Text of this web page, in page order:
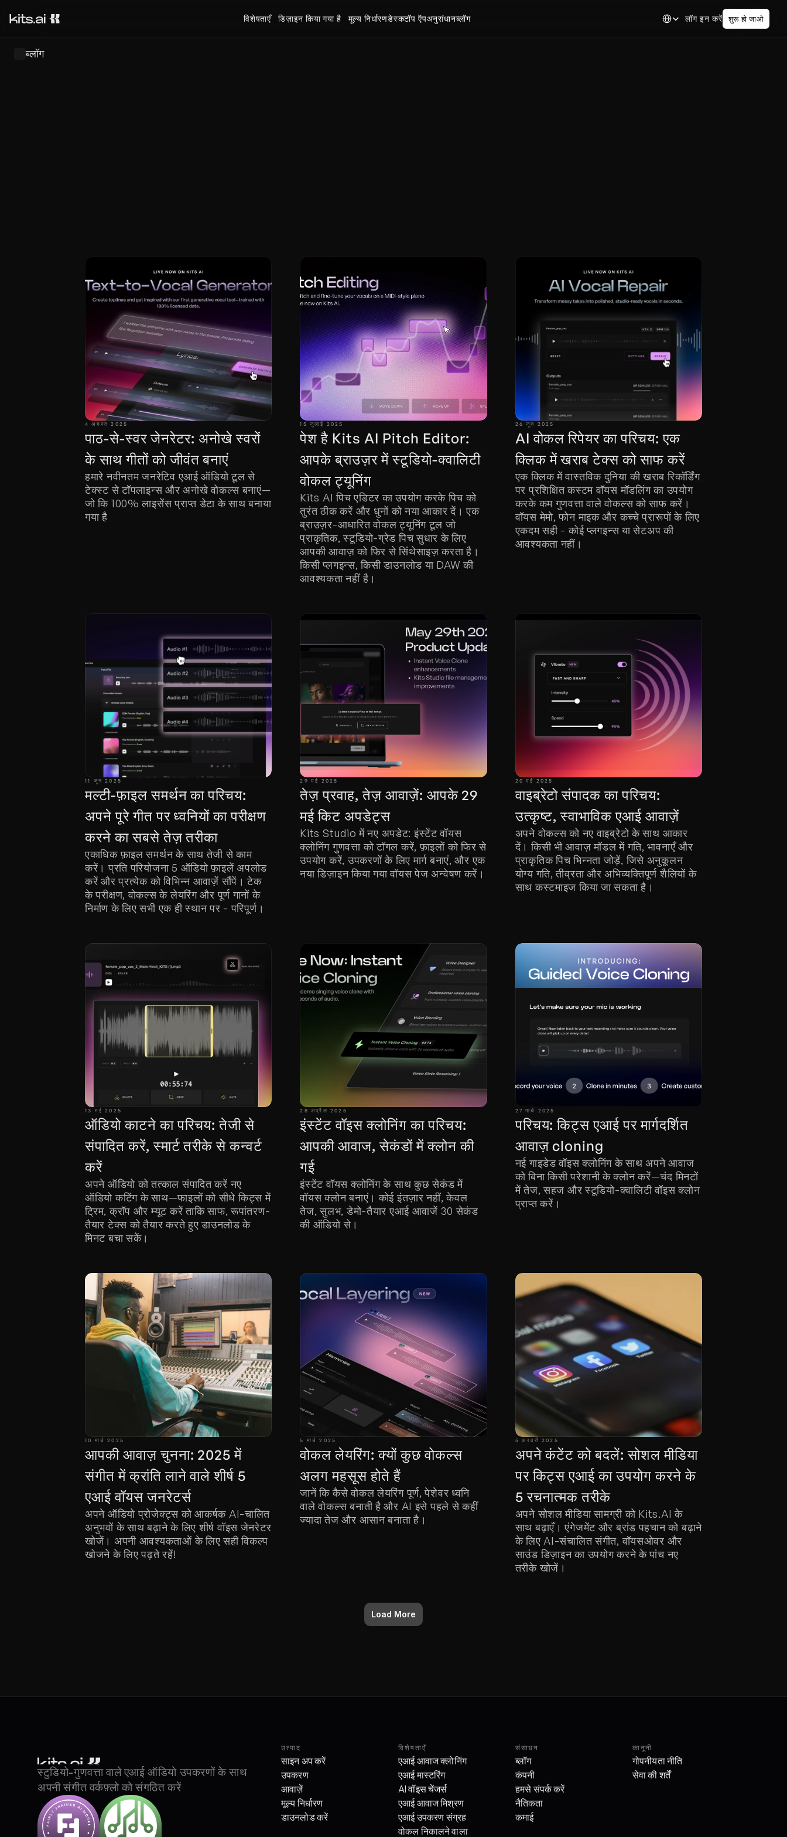
विशेषताएँ डिज़ाइन किया गया है मूल्य निर्धारणडेस्कटॉप ऍपअनुसंधानब्लॉग लॉग इन करें शुरू हो जाओ
ब्लॉग
4 अगस्त 2025
पाठ-से-स्वर जेनरेटर: अनोखे स्वरों
के साथ गीतों को जीवंत बनाएं
हमारे नवीनतम जनरेटिव एआई ऑडियो टूल से
टेक्स्ट से टॉपलाइन्स और अनोखे वोकल्स बनाएं—
जो कि 100% लाइसेंस प्राप्त डेटा के साथ बनाया
गया है
15 जुलाई 2025
पेश है Kits AI Pitch Editor:
आपके ब्राउज़र में स्टूडियो-क्वालिटी
वोकल ट्यूनिंग
Kits AI पिच एडिटर का उपयोग करके पिच को
तुरंत ठीक करें और धुनों को नया आकार दें। एक
ब्राउज़र-आधारित वोकल ट्यूनिंग टूल जो
प्राकृतिक, स्टूडियो-ग्रेड पिच सुधार के लिए
आपकी आवाज़ को फिर से सिंथेसाइज़ करता है।
किसी प्लगइन्स, किसी डाउनलोड या DAW की
आवश्यकता नहीं है।
26 जून 2025
AI वोकल रिपेयर का परिचय: एक
क्लिक में खराब टेक्स को साफ करें
एक क्लिक में वास्तविक दुनिया की खराब रिकॉर्डिंग
पर प्रशिक्षित कस्टम वॉयस मॉडलिंग का उपयोग
करके कम गुणवत्ता वाले वोकल्स को साफ करें।
वॉयस मेमो, फोन माइक और कच्चे प्रारूपों के लिए
एकदम सही - कोई प्लगइन्स या सेटअप की
आवश्यकता नहीं।
11 जून 2025
मल्टी-फ़ाइल समर्थन का परिचय:
अपने पूरे गीत पर ध्वनियों का परीक्षण
करने का सबसे तेज़ तरीका
एकाधिक फ़ाइल समर्थन के साथ तेजी से काम
करें। प्रति परियोजना 5 ऑडियो फ़ाइलें अपलोड
करें और प्रत्येक को विभिन्न आवाज़ें सौंपें। टेक
के परीक्षण, वोकल्स के लेयरिंग और पूर्ण गानों के
निर्माण के लिए सभी एक ही स्थान पर - परिपूर्ण।
29 मई 2025
तेज़ प्रवाह, तेज़ आवाज़ें: आपके 29
मई किट अपडेट्स
Kits Studio में नए अपडेट: इंस्टेंट वॉयस
क्लोनिंग गुणवत्ता को टॉगल करें, फ़ाइलों को फिर से
उपयोग करें, उपकरणों के लिए मार्ग बनाएं, और एक
नया डिज़ाइन किया गया वॉयस पेज अन्वेषण करें।
20 मई 2025
वाइब्रेटो संपादक का परिचय:
उत्कृष्ट, स्वाभाविक एआई आवाज़ें
अपने वोकल्स को नए वाइब्रेटो के साथ आकार
दें। किसी भी आवाज़ मॉडल में गति, भावनाएँ और
प्राकृतिक पिच भिन्नता जोड़ें, जिसे अनुकूलन
योग्य गति, तीव्रता और अभिव्यक्तिपूर्ण शैलियों के
साथ कस्टमाइज किया जा सकता है।
13 मई 2025
ऑडियो काटने का परिचय: तेजी से
संपादित करें, स्मार्ट तरीके से कन्वर्ट
करें
अपने ऑडियो को तत्काल संपादित करें नए
ऑडियो कटिंग के साथ—फाइलों को सीधे किट्स में
ट्रिम, क्रॉप और म्यूट करें ताकि साफ, रूपांतरण-
तैयार टेक्स को तैयार करते हुए डाउनलोड के
मिनट बचा सकें।
28 अप्रैल 2025
इंस्टेंट वॉइस क्लोनिंग का परिचय:
आपकी आवाज, सेकंडों में क्लोन की
गई
इंस्टेंट वॉयस क्लोनिंग के साथ कुछ सेकंड में
वॉयस क्लोन बनाएं। कोई इंतज़ार नहीं, केवल
तेज, सुलभ, डेमो-तैयार एआई आवाजें 30 सेकंड
की ऑडियो से।
27 मार्च 2025
परिचय: किट्स एआई पर मार्गदर्शित
आवाज़ cloning
नई गाइडेड वॉइस क्लोनिंग के साथ अपने आवाज
को बिना किसी परेशानी के क्लोन करें—चंद मिनटों
में तेज, सहज और स्टूडियो-क्वालिटी वॉइस क्लोन
प्राप्त करें।
10 मार्च 2025
आपकी आवाज़ चुनना: 2025 में
संगीत में क्रांति लाने वाले शीर्ष 5
एआई वॉयस जनरेटर्स
अपने ऑडियो प्रोजेक्ट्स को आकर्षक AI-चालित
अनुभवों के साथ बढ़ाने के लिए शीर्ष वॉइस जेनरेटर
खोजें। अपनी आवश्यकताओं के लिए सही विकल्प
खोजने के लिए पढ़ते रहें!
5 मार्च 2025
वोकल लेयरिंग: क्यों कुछ वोकल्स
अलग महसूस होते हैं
जानें कि कैसे वोकल लेयरिंग पूर्ण, पेशेवर ध्वनि
वाले वोकल्स बनाती है और AI इसे पहले से कहीं
ज्यादा तेज और आसान बनाता है।
5 फ़रवरी 2025
अपने कंटेंट को बदलें: सोशल मीडिया
पर किट्स एआई का उपयोग करने के
5 रचनात्मक तरीके
अपने सोशल मीडिया सामग्री को Kits.AI के
साथ बढ़ाएँ। एंगेजमेंट और ब्रांड पहचान को बढ़ाने
के लिए AI-संचालित संगीत, वॉयसओवर और
साउंड डिज़ाइन का उपयोग करने के पांच नए
तरीके खोजें।
Load More
स्टुडियो-गुणवत्ता वाले एआई ऑडियो उपकरणों के साथ
अपनी संगीत वर्कफ़्लो को संगठित करें
उत्पाद
साइन अप करें
उपकरण
आवाज़ें
मूल्य निर्धारण
डाउनलोड करें
विशेषताएँ
एआई आवाज क्लोनिंग
एआई मास्टरिंग
AI वॉइस चेंजर्स
एआई आवाज मिश्रण
एआई उपकरण संग्रह
वोकल निकालने वाला
संसाधन
ब्लॉग
कंपनी
हमसे संपर्क करें
नैतिकता
कमाई
कानूनी
गोपनीयता नीति
सेवा की शर्तें